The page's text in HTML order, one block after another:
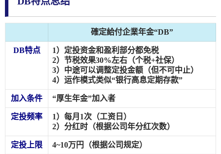
確定給付企業年金“DB”
DB特点
1）定投资金和盈利部分都免税
2）节税效果30%左右（个税+社保）
3）中途可以调整定投金额（但不可中止）
4）运作模式类似“银行高息定期存款”
加入条件 “厚生年金”加入者
定投频率
1）每月1次（工资日）
2）分红时（根据公司年分红次数）
定投上限 4~10万円（根据公司规定）